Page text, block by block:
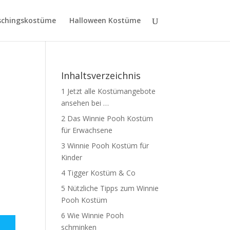
Halloween Kostüme
Inhaltsverzeichnis
1 Jetzt alle Kostümangebote
ansehen bei …
2 Das Winnie Pooh Kostüm
für Erwachsene
3 Winnie Pooh Kostüm für
Kinder
4 Tigger Kostüm & Co
5 Nützliche Tipps zum Winnie
Pooh Kostüm
6 Wie Winnie Pooh
schminken